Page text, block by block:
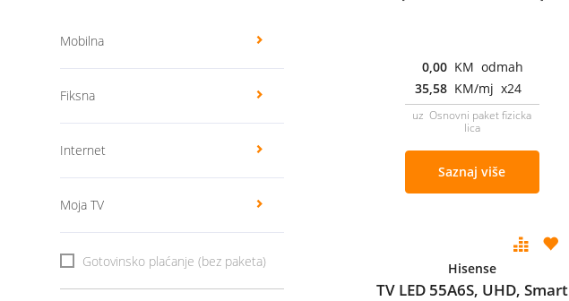
Mobilna
Fiksna
Internet
Moja TV
Gotovinsko plaćanje (bez paketa)
0,00 KM odmah
35,58 KM/mj x24
uz Osnovni paket fizicka
lica
Saznaj više
Hisense
TV LED 55A6S, UHD, Smart